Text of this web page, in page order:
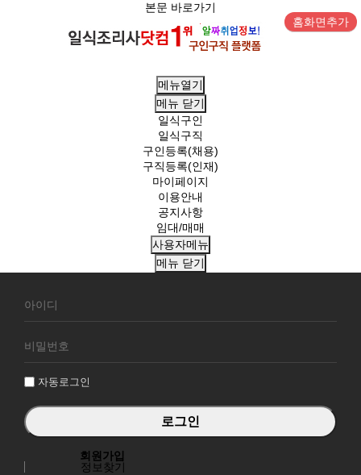
본문 바로가기
홈화면추가
메뉴열기
메뉴 닫기
일식구인
일식구직
구인등록(채용)
구직등록(인재)
마이페이지
이용안내
공지사항
임대/매매
사용자메뉴
메뉴 닫기
원
그
자동로그인
회원가입
정보찾기